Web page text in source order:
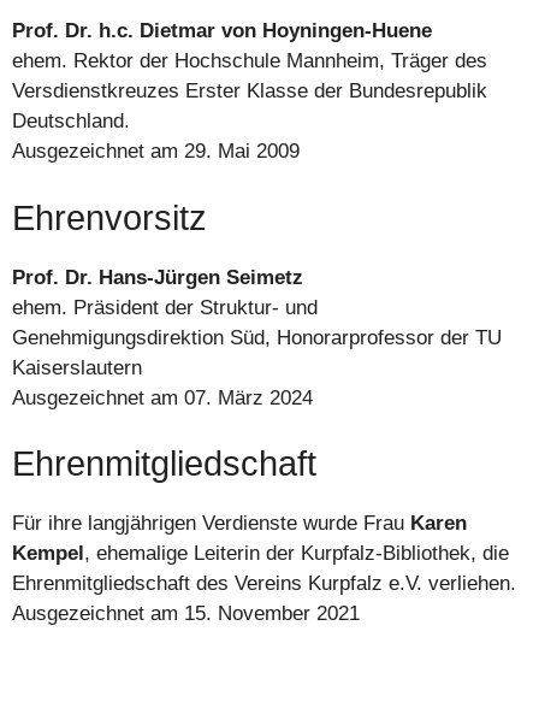
Prof. Dr. h.c. Dietmar von Hoyningen-Huene
ehem. Rektor der Hochschule Mannheim, Träger des
Versdienstkreuzes Erster Klasse der Bundesrepublik
Deutschland.
Ausgezeichnet am 29. Mai 2009
Ehrenvorsitz
Prof. Dr. Hans-Jürgen Seimetz
ehem. Präsident der Struktur- und
Genehmigungsdirektion Süd, Honorarprofessor der TU
Kaiserslautern
Ausgezeichnet am 07. März 2024
Ehrenmitgliedschaft
Für ihre langjährigen Verdienste wurde Frau Karen
Kempel, ehemalige Leiterin der Kurpfalz-Bibliothek, die
Ehrenmitgliedschaft des Vereins Kurpfalz e.V. verliehen.
Ausgezeichnet am 15. November 2021